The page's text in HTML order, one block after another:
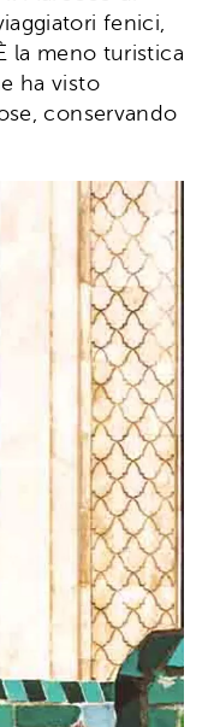
fenici,
la meno turistica
ha visto
conservando